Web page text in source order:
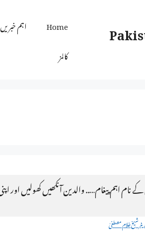
Home اہم خبریں
کالمز
نام اہم پیغام….. والدین آنکھیں کھولیں اور
شیخ غلام مصطفیٰ